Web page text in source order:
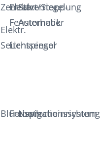
Zentralverriegelung
Elektr.
Seitenspiegel
Elektr.
Fensterheber
Lichtsensor
Start/Stopp-
Automatik
Bluetooth
Freisprecheinrichtung
Navigationssystem